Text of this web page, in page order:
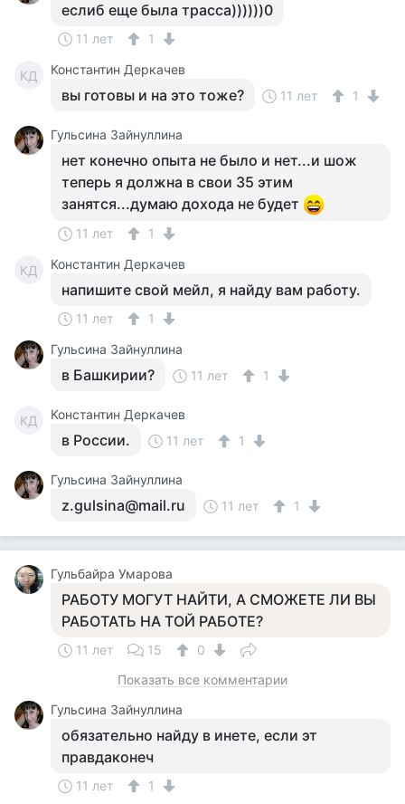
еслиб еще была трасса))))))0
11 лет 1
КД Константин Деркачев
вы готовы и на это тоже? 11 лет 1
Гульсина Зайнуллина
нет конечно опыта не было и нет...и шож
теперь я должна в свои 35 этим
занятся...думаю дохода не будет
11 лет 1
КД Константин Деркачев
напишите свой мейл, я найду вам работу.
11 лет
1
Гульсина Зайнуллина
в Башкирии? 11 лет 1
КД Константин Деркачев
в России. 11 лет 1
Гульсина Зайнуллина
z.gulsina@mail.ru 11 лет 1
Гульбайра Умарова
РАБОТУ МОГУТ НАЙТИ, А СМОЖЕТЕ ЛИ ВЫ
РАБОТАТЬ НА ТОЙ РАБОТЕ?
11 лет 15
0
Показать все комментарии
Гульсина Зайнуллина
обязательно найду в инете, если эт
правдаконеч
11 лет 1